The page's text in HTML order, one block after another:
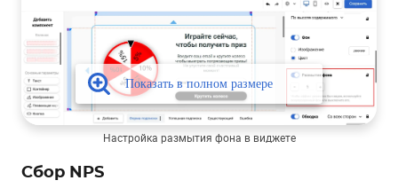
Настройка размытия фона в виджете
Сбор NPS